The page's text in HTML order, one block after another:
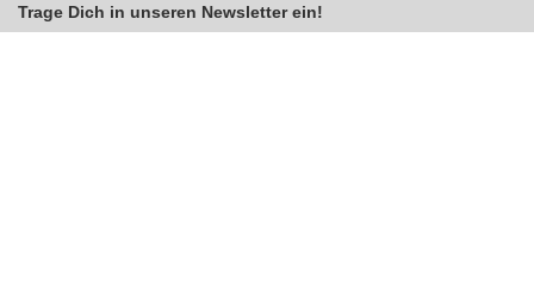
Trage Dich in unseren Newsletter ein!